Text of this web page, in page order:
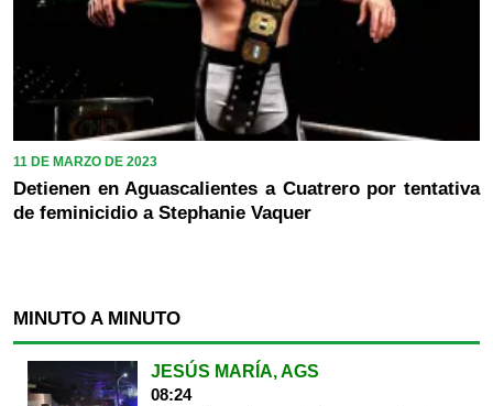
11 DE MARZO DE 2023
Detienen en Aguascalientes a Cuatrero por tentativa
de feminicidio a Stephanie Vaquer
MINUTO A MINUTO
JESÚS MARÍA, AGS
08:24